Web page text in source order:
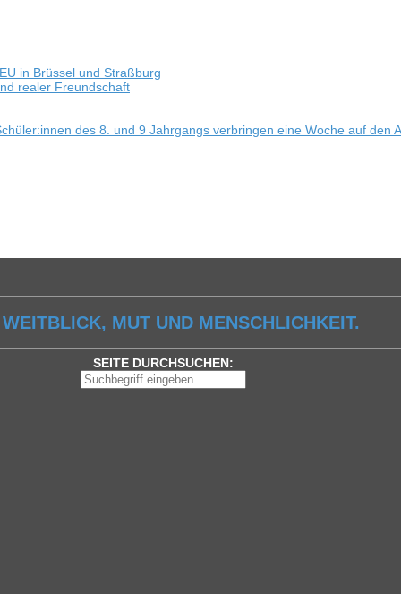
in Brüs­sel und Straßburg
rea­ler Freundschaft
des 8. und 9 Jahr­gangs ver­brin­gen eine Woche auf den
MUT UND MENSCHLICHKEIT.
SEITE DURCHSUCHEN: